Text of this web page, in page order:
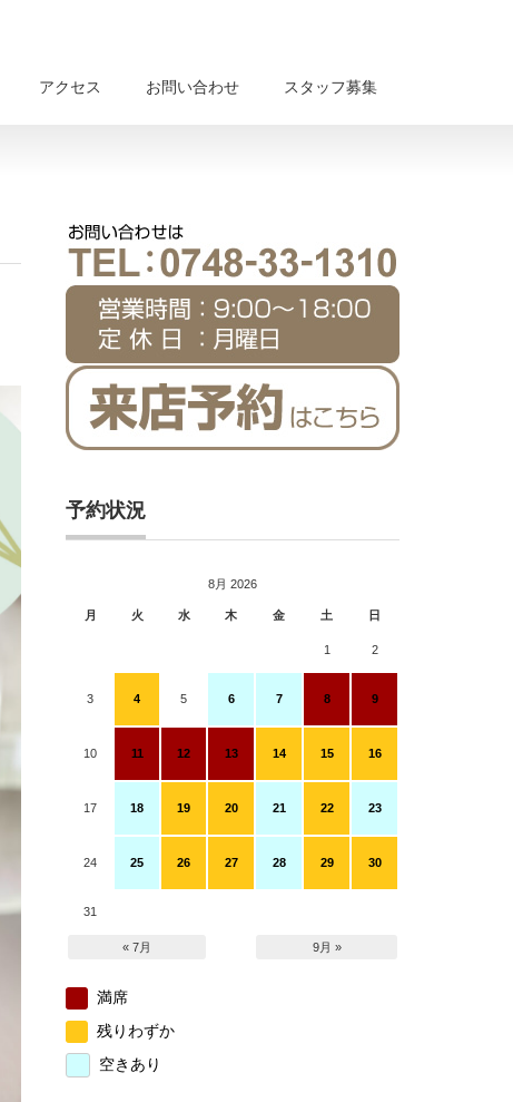
アクセス お問い合わせ スタッフ募集
予約状況
8月 2026
月 火 水 木 金 土 日
1 2
3 4 5 6 7 8 9
10 11 12 13 14 15 16
17 18 19 20 21 22 23
24 25 26 27 28 29 30
31
« 7月 9月 »
満席
残りわずか
空きあり